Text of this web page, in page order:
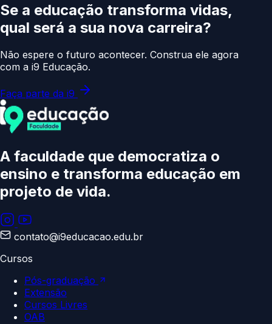
Se a educação transforma vidas,
qual será a sua nova carreira?
Não espere o futuro acontecer. Construa ele agora
com a i9 Educação.
Faça parte da i9
A faculdade que democratiza o
ensino e transforma educação em
projeto de vida.
contato@i9educacao.edu.br
Cursos
Pós-graduação
Extensão
Cursos Livres
OAB